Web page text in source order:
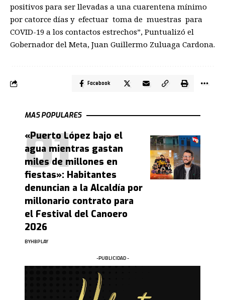
positivos para ser llevadas a una cuarentena mínimo
por catorce días y efectuar toma de muestras para
COVID-19 a los contactos estrechos”, Puntualizó el
Gobernador del Meta, Juan Guillermo Zuluaga Cardona.
Facebook
MAS POPULARES
«Puerto López bajo el
agua mientras gastan
miles de millones en
fiestas»: Habitantes
denuncian a la Alcaldía por
millonario contrato para
el Festival del Canoero
2026
BYHBPLAY
-PUBLICIDAD -